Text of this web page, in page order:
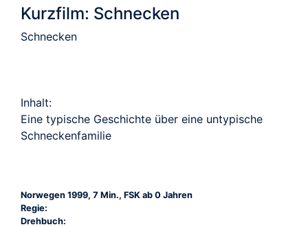
Kurzfilm: Schnecken
Schnecken
Inhalt:
Eine typische Geschichte über eine untypische
Schneckenfamilie
Norwegen 1999, 7 Min., FSK ab 0 Jahren
Regie:
Drehbuch: